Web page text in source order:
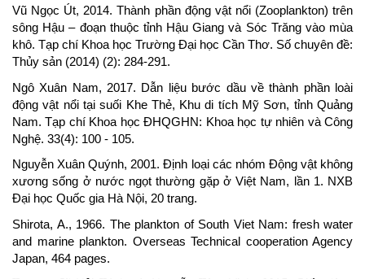
Vũ Ngọc Út, 2014. Thành phần động vật nổi (Zooplankton) trên
sông Hậu – đoạn thuộc tỉnh Hậu Giang và Sóc Trăng vào mùa
khô. Tạp chí Khoa học Trường Đại học Cần Thơ. Số chuyên đề:
Thủy sản (2014) (2): 284-291.
Ngô Xuân Nam, 2017. Dẫn liệu bước dầu về thành phần loài
động vật nổi tại suối Khe Thẻ, Khu di tích Mỹ Sơn, tỉnh Quảng
Nam. Tạp chí Khoa học ĐHQGHN: Khoa học tự nhiên và Công
Nghệ. 33(4): 100 - 105.
Nguyễn Xuân Quýnh, 2001. Định loại các nhóm Động vật không
xương sống ở nước ngọt thường gặp ở Việt Nam, lần 1. NXB
Đại học Quốc gia Hà Nội, 20 trang.
Shirota, A., 1966. The plankton of South Viet Nam: fresh water
and marine plankton. Overseas Technical cooperation Agency
Japan, 464 pages.